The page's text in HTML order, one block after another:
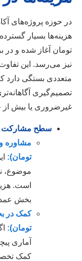
در حوزه پروژه‌های
هزینه‌ها بسیار
تومان آغاز شده و در
نیز می‌رسد. این
متعددی بستگی دارد
تصمیم‌گیری
غیرضروری یا بیش از
سطح مشارکت
تومان):
موضوع،
است.
بخش
تومان):
آماری
کمک